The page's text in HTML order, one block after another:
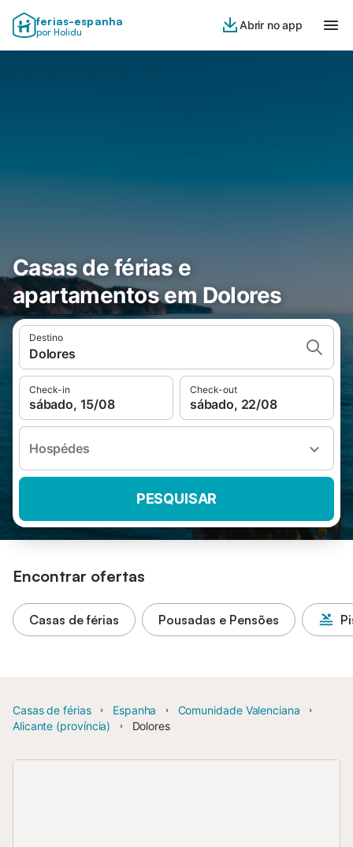
ferias-espanha
por Holidu
Abrir no app
Casas de férias e
apartamentos em Dolores
Destino
Dolores
Check-in
sábado, 15/08
Check-out
sábado, 22/08
Hospédes
PESQUISAR
Encontrar ofertas
Casas de férias Pousadas e Pensões
Casas de férias Espanha
Comunidade Valenciana
Alicante (província)
Dolores